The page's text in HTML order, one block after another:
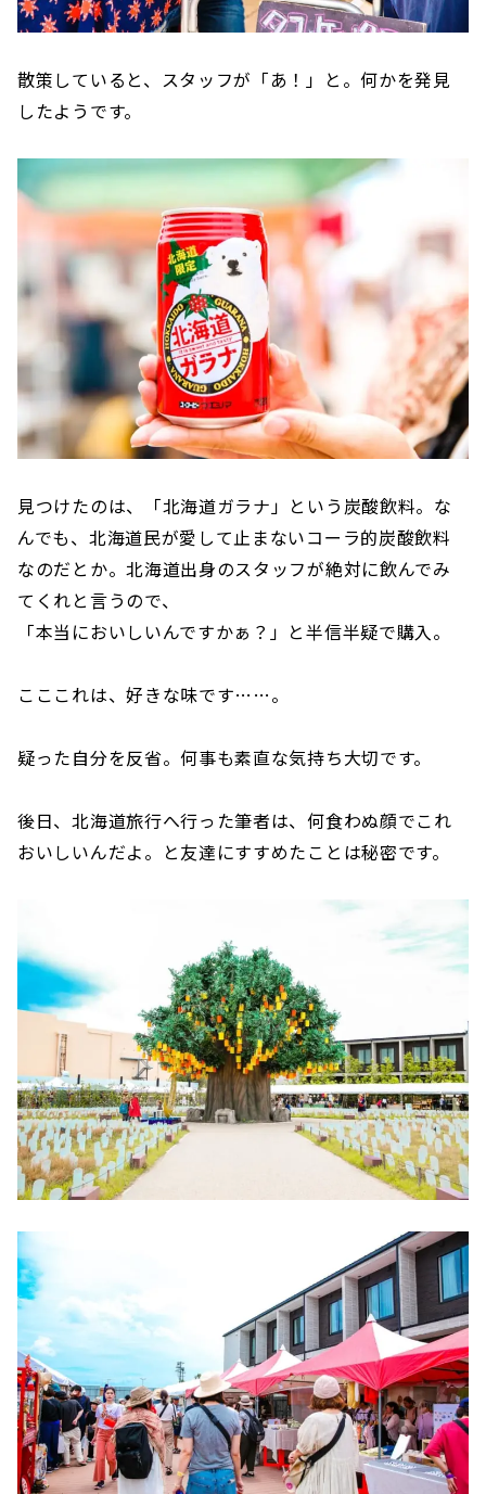
散策していると、スタッフが「あ！」と。何かを発見
したようです。
見つけたのは、「北海道ガラナ」という炭酸飲料。な
んでも、北海道民が愛して止まないコーラ的炭酸飲料
なのだとか。北海道出身のスタッフが絶対に飲んでみ
てくれと言うので、
「本当においしいんですかぁ？」と半信半疑で購入。
こここれは、好きな味です……。
疑った自分を反省。何事も素直な気持ち大切です。
後日、北海道旅行へ行った筆者は、何食わぬ顔でこれ
おいしいんだよ。と友達にすすめたことは秘密です。